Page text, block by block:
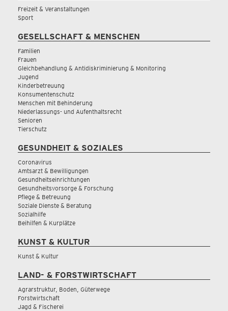
Freizeit & Veranstaltungen
Sport
GESELLSCHAFT & MENSCHEN
Familien
Frauen
Gleichbehandlung & Antidiskriminierung & Monitoring
Jugend
Kinderbetreuung
Konsumentenschutz
Menschen mit Behinderung
Niederlassungs- und Aufenthaltsrecht
Senioren
Tierschutz
GESUNDHEIT & SOZIALES
Coronavirus
Amtsarzt & Bewilligungen
Gesundheitseinrichtungen
Gesundheitsvorsorge & Forschung
Pflege & Betreuung
Soziale Dienste & Beratung
Sozialhilfe
Beihilfen & Kurplätze
KUNST & KULTUR
Kunst & Kultur
LAND- & FORSTWIRTSCHAFT
Agrarstruktur, Boden, Güterwege
Forstwirtschaft
Jagd & Fischerei